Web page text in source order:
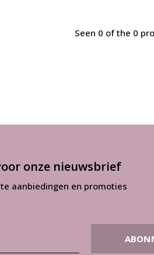
Seen 0 of the 0
onze nieuwsbrief
aanbiedingen en promoties